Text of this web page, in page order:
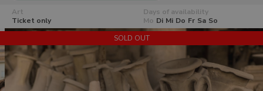
Days of availability
Mo Di Mi Do Fr Sa So
Art
Ticket only
SOLD OUT